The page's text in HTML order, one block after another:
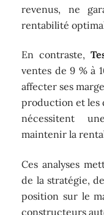
revenus, ne
rentabilité
En contraste,
ventes de 9 % à
affecter ses
production et les
nécessitent
maintenir la
Ces analyses
de la stratégie,
position sur le
constructeurs